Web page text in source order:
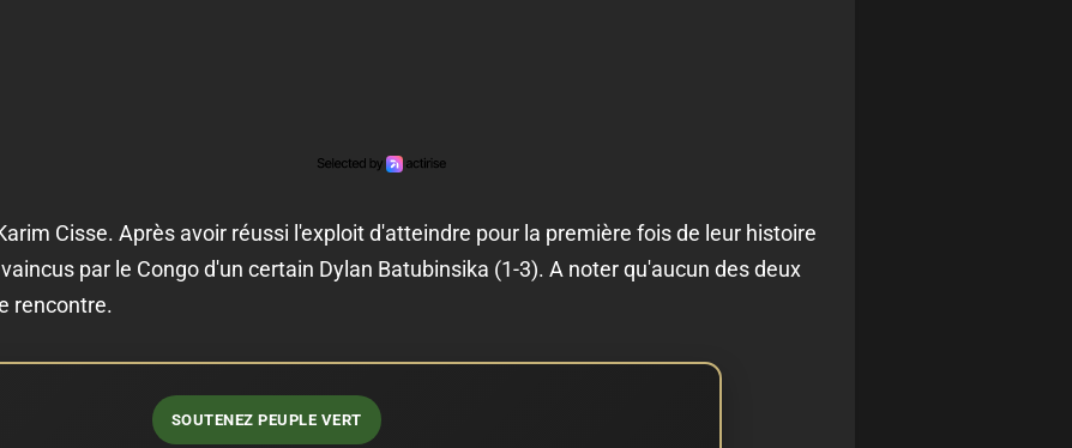
Cisse. Après avoir réussi l'exploit d'atteindre pour la première fois de leur histoire
par le Congo d'un certain Dylan Batubinsika (1-3). A noter qu'aucun des deux
rencontre.
SOUTENEZ PEUPLE VERT